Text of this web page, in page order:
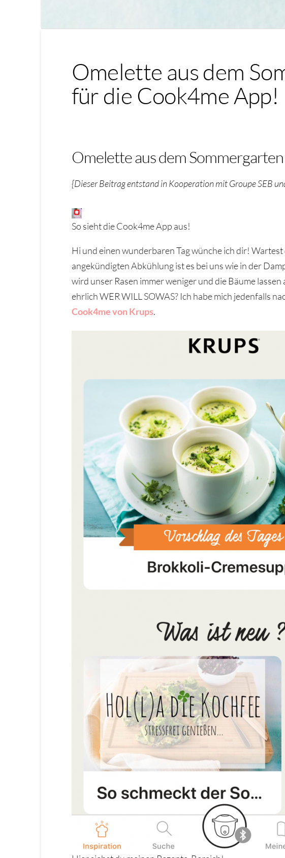
Omelette aus dem
für die Cook4me App!
Omelette aus dem
{Dieser Beitrag entstand in Kooperation mit Groupe SEB
So sieht die Cook4me App aus!
Hi und einen wunderbaren Tag wünche ich dir!
angekündigten Abkühlung ist es bei uns wie in der
wird unser Rasen immer weniger und die Bäume
ehrlich WER WILL SOWAS? Ich habe mich jedenfalls
Cook4me von Krups.